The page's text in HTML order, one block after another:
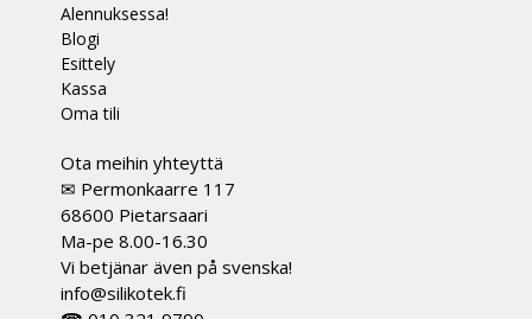
Alennuksessa!
Blogi
Esittely
Kassa
Oma tili
Ota meihin yhteyttä
✉ Permonkaarre 117
68600 Pietarsaari
Ma-pe 8.00-16.30
Vi betjänar även på svenska!
info@silikotek.fi